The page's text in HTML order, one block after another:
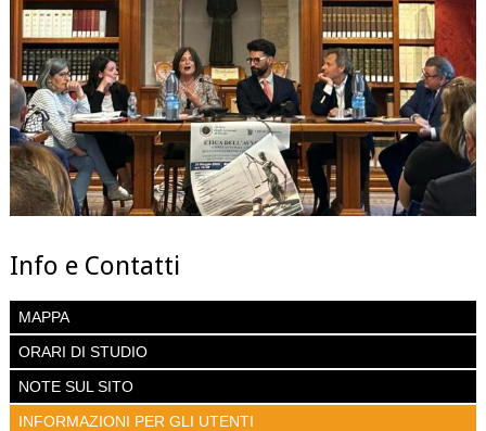
Info e Contatti
MAPPA
ORARI DI STUDIO
NOTE SUL SITO
INFORMAZIONI PER GLI UTENTI